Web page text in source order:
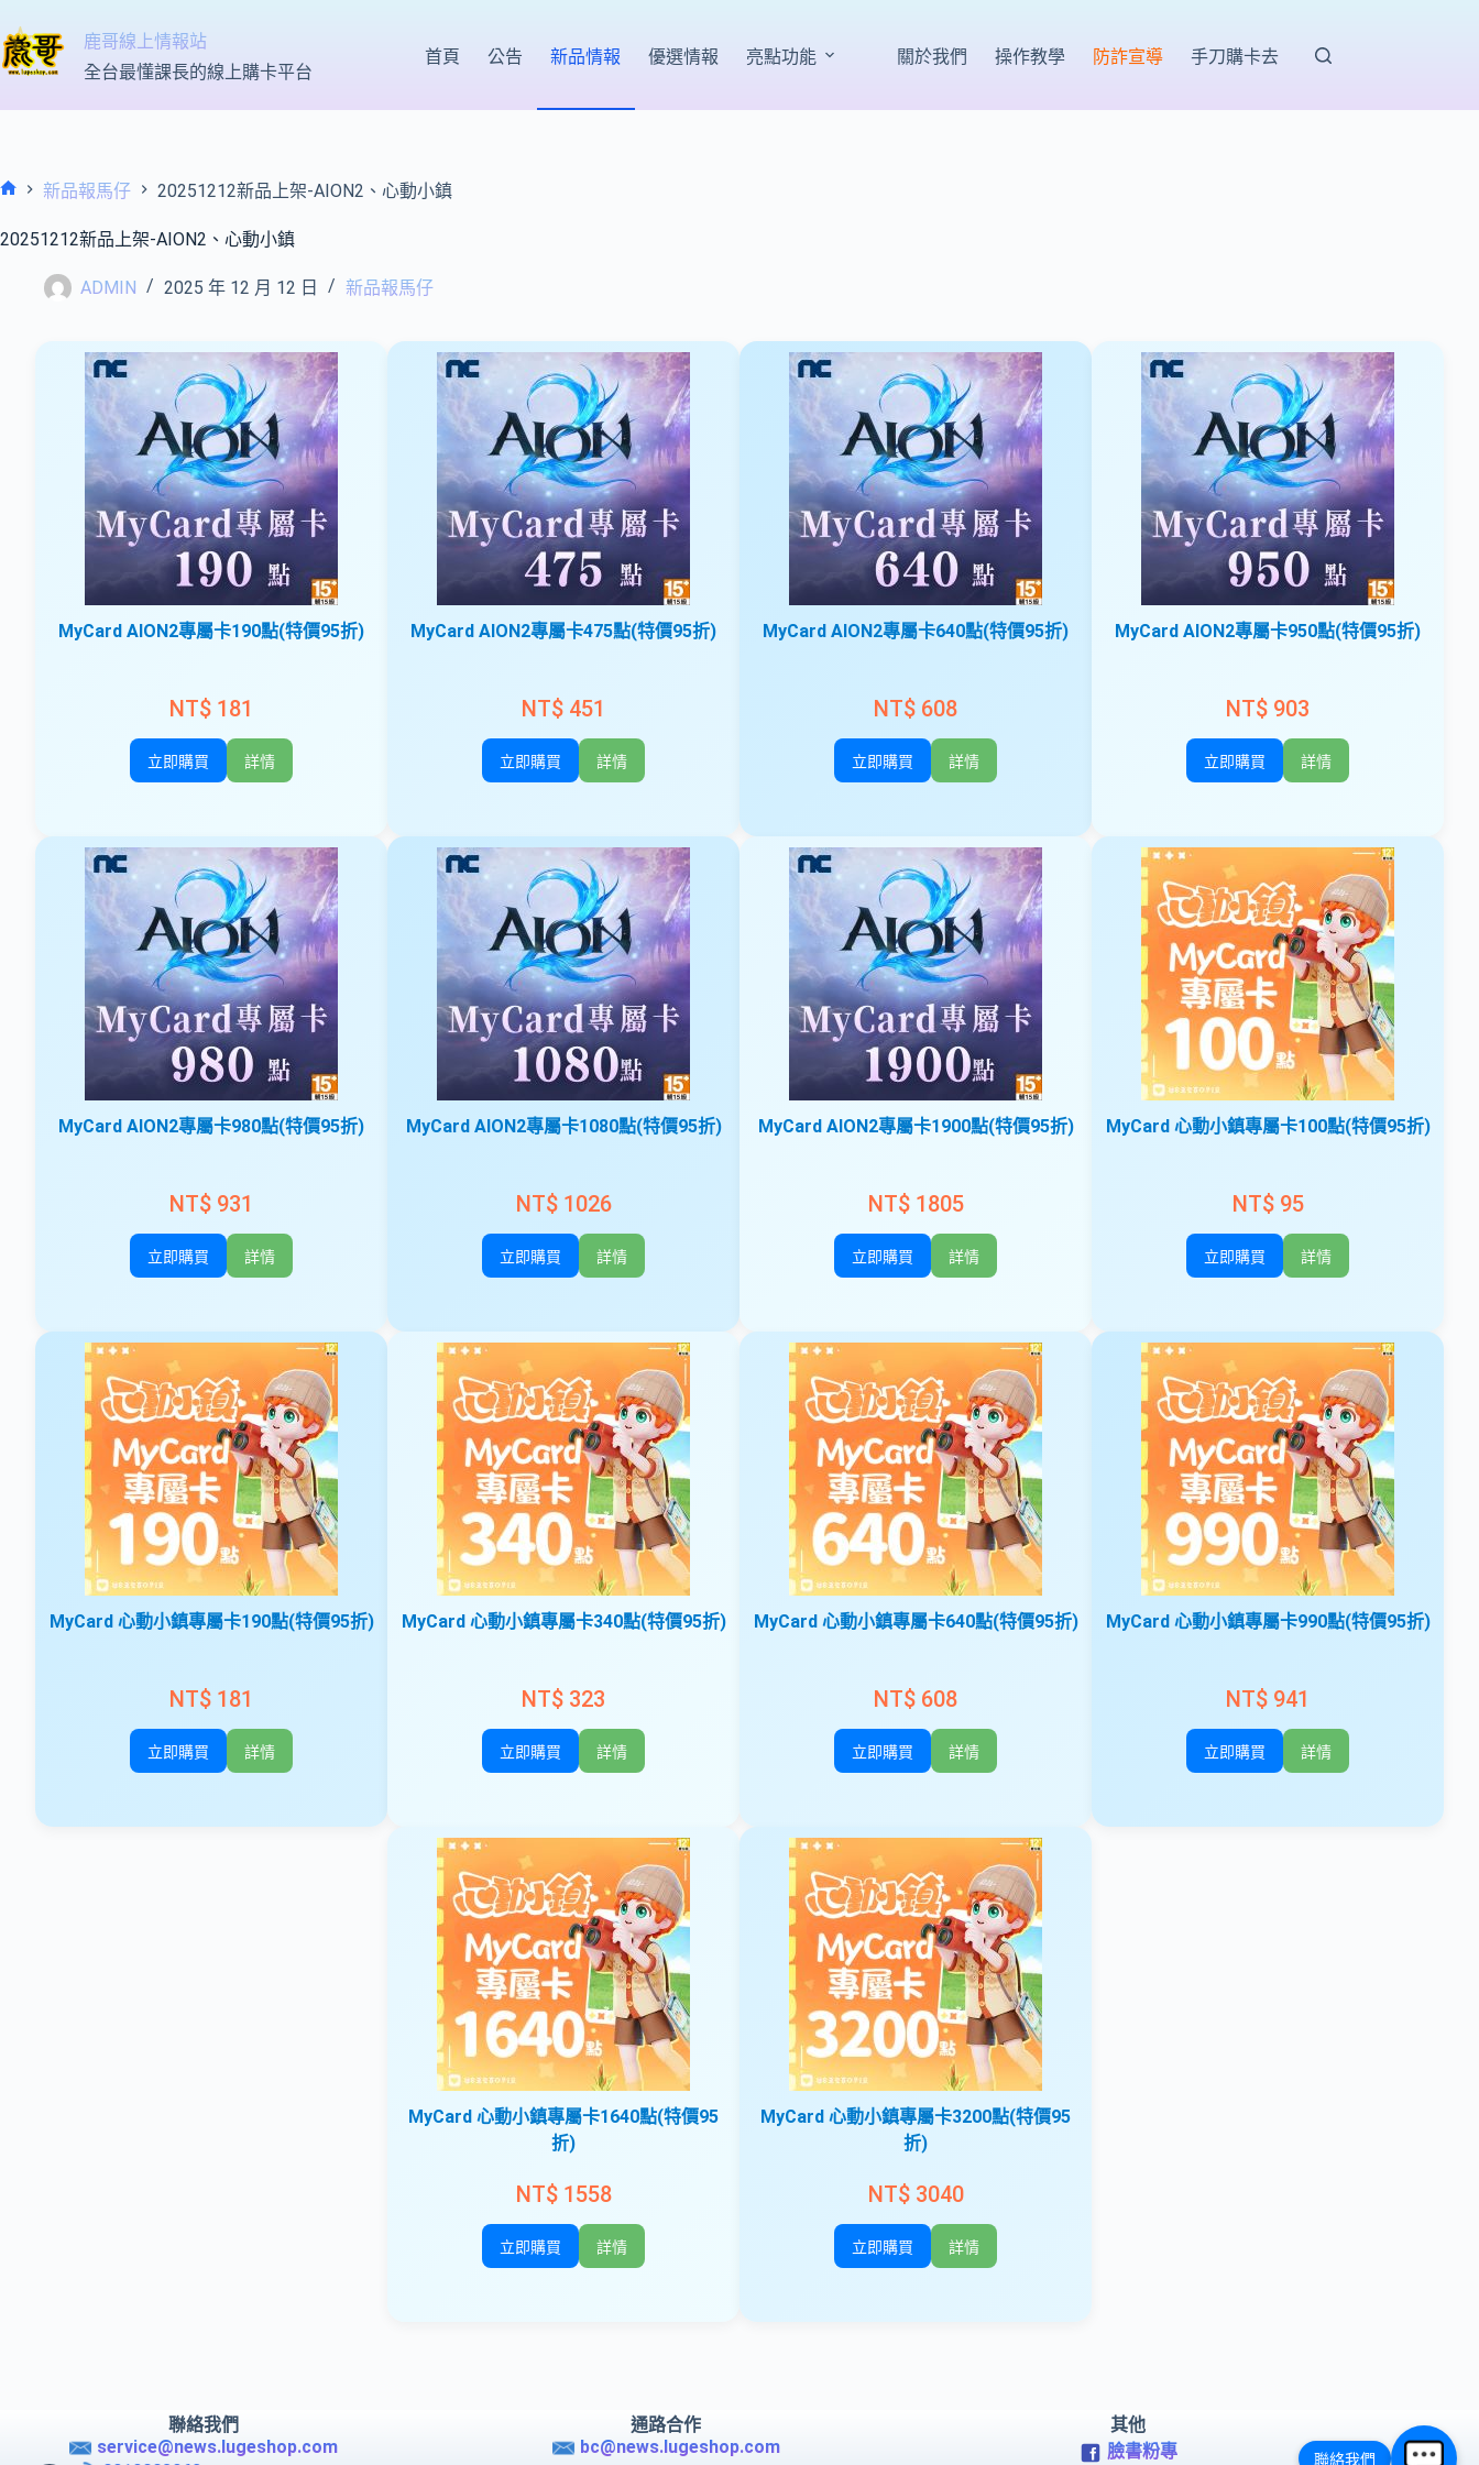
至
主
鹿哥線上情報站
全台最懂課長的線上購卡平台
首頁 公告 新品情報 優選情報 亮點功能 關於我們 操作教學 防詐宣導 手刀購卡去
頁
新品報馬仔 20251212新品上架-AION2、心動小鎮
20251212新品上架-AION2、心動小鎮
ADMIN 2025 年 12 月 12 日 新品報馬仔
MyCard AION2專屬卡190點(特價95折)
NT$ 181
立即購買 詳情
MyCard AION2專屬卡475點(特價95折)
NT$ 451
立即購買 詳情
MyCard AION2專屬卡640點(特價95折)
NT$ 608
立即購買 詳情
MyCard AION2專屬卡950點(特價95折)
NT$ 903
立即購買 詳情
MyCard AION2專屬卡980點(特價95折)
NT$ 931
立即購買 詳情
MyCard AION2專屬卡1080點(特價95折)
NT$ 1026
立即購買 詳情
MyCard AION2專屬卡1900點(特價95折)
NT$ 1805
立即購買 詳情
MyCard 心動小鎮專屬卡100點(特價95折)
NT$ 95
立即購買 詳情
MyCard 心動小鎮專屬卡190點(特價95折)
NT$ 181
立即購買 詳情
MyCard 心動小鎮專屬卡340點(特價95折)
NT$ 323
立即購買 詳情
MyCard 心動小鎮專屬卡640點(特價95折)
NT$ 608
立即購買 詳情
MyCard 心動小鎮專屬卡990點(特價95折)
NT$ 941
立即購買 詳情
MyCard 心動小鎮專屬卡1640點(特價95
折)
NT$ 1558
立即購買 詳情
MyCard 心動小鎮專屬卡3200點(特價95
折)
NT$ 3040
立即購買 詳情
聯絡我們
service@news.lugeshop.com
通路合作
bc@news.lugeshop.com
其他
臉書粉專
聯絡我們